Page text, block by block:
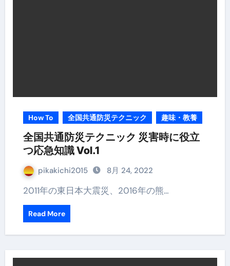
How To 全国共通防災テクニック 趣味・教養
全国共通防災テクニック 災害時に役立
つ応急知識 Vol.1
pikakichi2015 8月 24, 2022
2011年の東日本大震災、2016年の熊…
Read More